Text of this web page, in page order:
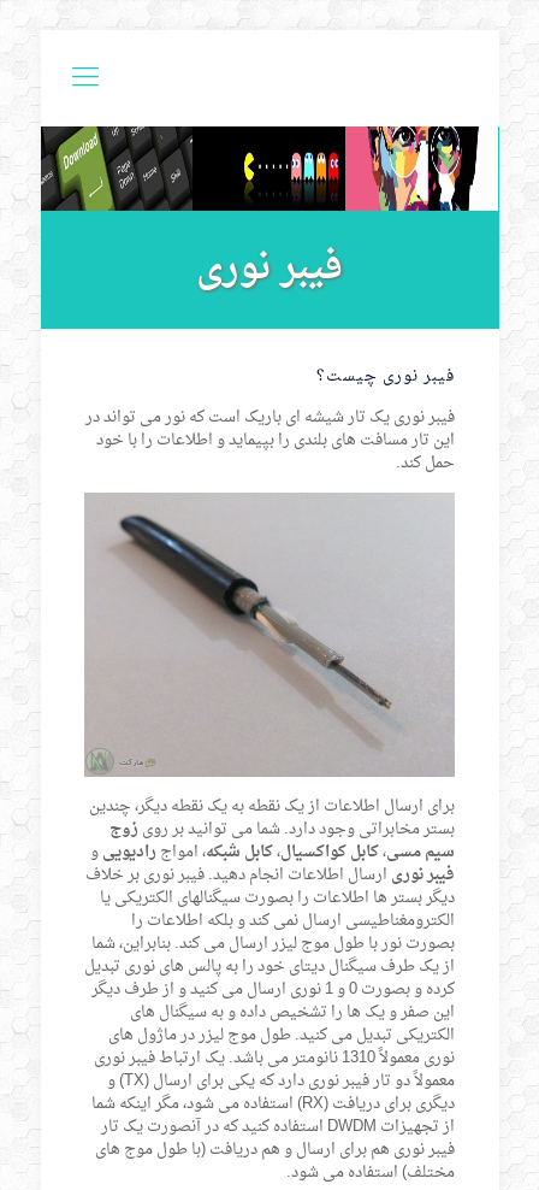
فیبر نوری
فیبر نوری چیست؟
فیبر نوری یک تار شیشه ای باریک است که نور می تواند در
این تار مسافت های بلندی را بپیماید و اطلاعات را با خود
حمل کند.
برای ارسال اطلاعات از یک نقطه به یک نقطه دیگر، چندین
بستر مخابراتی وجود دارد. شما می توانید بر روی زوج
سیم مسی،کابل کواکسیال،کابل شبکه، امواج رادیوییو
فیبر نوری ارسال اطلاعات انجام دهید. فیبر نوری بر خلاف
دیگر بستر ها اطلاعات را بصورت سیگنالهای الکتریکی یا
الکترومغناطیسی ارسال نمی کند و بلکه اطلاعات را
بصورت نور با طول موج لیزر ارسال می کند. بنابراین، شما
از یک طرف سیگنال دیتای خود را به پالس های نوری تبدیل
کرده و بصورت 0 و 1 نوری ارسال می کنید و از طرف دیگر
این صفر و یک ها را تشخیص داده و به سیگنال های
الکتریکی تبدیل می کنید. طول موج لیزر در ماژول های
نوری معمولاً 1310 نانومتر می باشد. یک ارتباط فیبر نوری
معمولاً دو تار فیبر نوری دارد که یکی برای ارسال (TX) و
دیگری برای دریافت (RX) استفاده می شود، مگر اینکه شما
از تجهیزات DWDM استفاده کنید که در آنصورت یک تار
فیبر نوری هم برای ارسال و هم دریافت (با طول موج های
مختلف) استفاده می شود.